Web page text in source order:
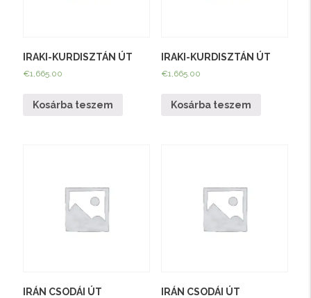
IRAKI-KURDISZTÁN ÚT
€1,665.00
Kosárba teszem
IRAKI-KURDISZTÁN ÚT
€1,665.00
Kosárba teszem
IRÁN CSODÁI ÚT IRÁN CSODÁI ÚT